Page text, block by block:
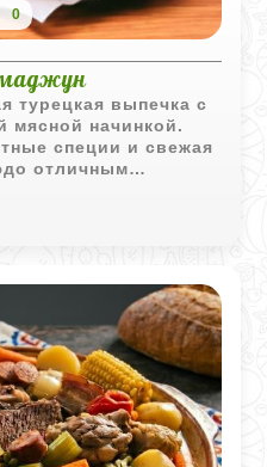
0
турецкая выпечка с
мясной начинкой.
специи и свежая
отличным
обеда или ужина.